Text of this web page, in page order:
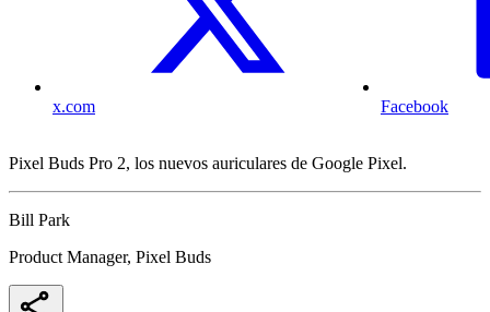
x.com Facebook
Pixel Buds Pro 2, los nuevos auriculares de Google Pixel.
Bill Park
Product Manager, Pixel Buds